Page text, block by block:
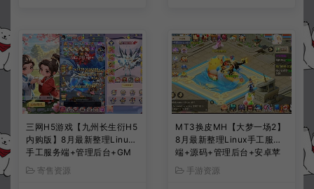
三网H5游戏【九州长生衍H5
内购版】8月最新整理Linux
手工服务端+管理后台+GM
授权后台+简易安卓客户端
+详细搭建教程+视频教程
寄售资源
MT3换皮MH【大梦一场2】
8月最新整理Linux手工服务
端+源码+管理后台+安卓苹
果双端+详细搭建教程+视频
教程
手游资源